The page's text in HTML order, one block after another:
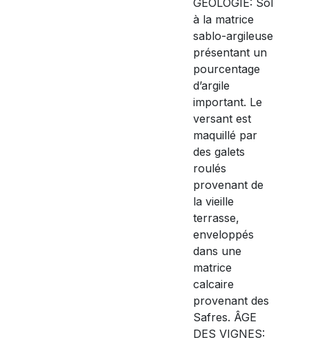
à la matrice
sablo-argileuse
présentant un
pourcentage
d’argile
important. Le
versant est
maquillé par
des galets
roulés
provenant de
la vieille
terrasse,
enveloppés
dans une
matrice
calcaire
provenant des
Safres. ÂGE
DES VIGNES: